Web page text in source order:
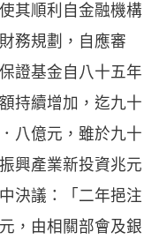
其順利自金融機構
務規劃，自應審
證基金自八十五年
持續增加，迄九十
八億元，雖於九十
興產業新投資兆元
決議：「二年挹注
，由相關部會及銀